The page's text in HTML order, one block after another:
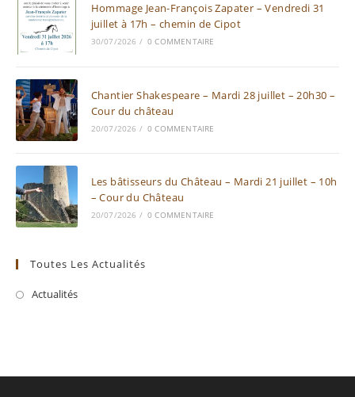
Hommage Jean-François Zapater – Vendredi 31
juillet à 17h – chemin de Cipot
30/07/2026 / 0 COMMENTAIRE
Chantier Shakespeare – Mardi 28 juillet – 20h30 –
Cour du château
20/07/2026 / 0 COMMENTAIRE
Les bâtisseurs du Château – Mardi 21 juillet – 10h
– Cour du Château
20/07/2026 / 0 COMMENTAIRE
Toutes Les Actualités
Actualités